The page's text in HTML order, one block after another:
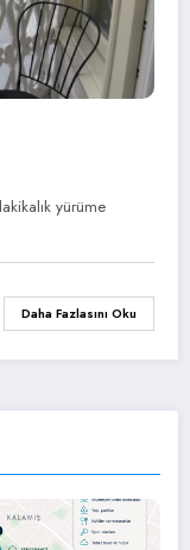
yürüme
Daha Fazlasını Oku